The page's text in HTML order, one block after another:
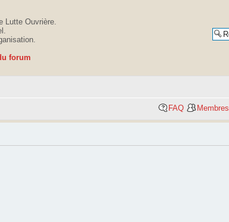
Lutte Ouvrière.
forum
FAQ Membres